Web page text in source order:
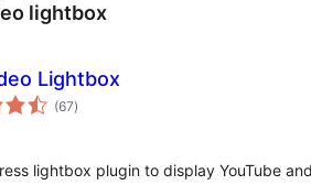
lightbox
Lightbox
(67celkové
hodnocení
)
lightbox plugin to display YouTube